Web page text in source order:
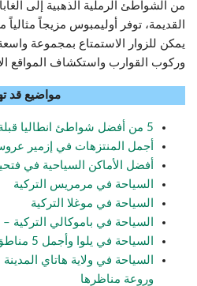
من الشواطئ الرملية الذهبية إلى
القديمة، توفر أوليمبوس مزيجاً مثالياً
يمكن للزوار الاستمتاع بمجموعة
وركوب القوارب واستكشاف المواقع
مواضيع قد
5 من أفضل شواطئ انطاليا قبلة السياحة الترفيهية
أجمل المنتزهات في إزمير
أفضل الأماكن السياحية في
السياحة في مرمريس التركية
السياحة في موغلا التركية
السياحة في باموكالي التركية
السياحة في يلوا وأجمل 5 مناطق سياحية فيها
السياحة في ولاية هاتاي
وروعة مناظرها